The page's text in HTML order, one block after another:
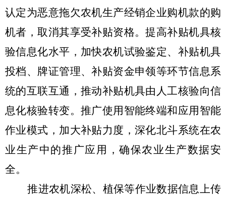
认定为恶意拖欠农机生产经销企业购机款的购
机者，取消其享受补贴资格。提高补贴机具核
验信息化水平，加快农机试验鉴定、补贴机具
投档、牌证管理、补贴资金申领等环节信息系
统的互联互通，推动补贴机具由人工核验向信
息化核验转变。推广使用智能终端和应用智能
作业模式，加大补贴力度，深化北斗系统在农
业生产中的推广应用，确保农业生产数据安
全。
推进农机深松、植保等作业数据信息上传